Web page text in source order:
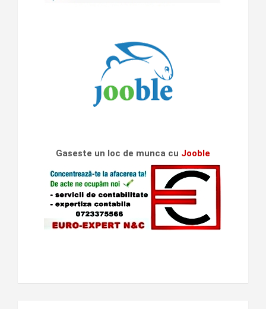
Gaseste un loc de munca cu Jooble